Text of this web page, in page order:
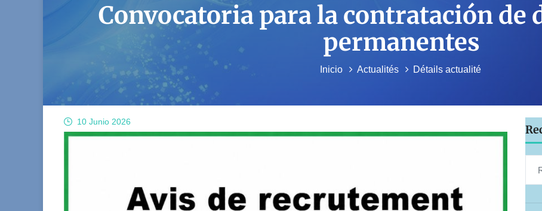
Convocatoria para la contratación de
permanentes
Inicio Actualités Détails actualité
10 Junio 2026